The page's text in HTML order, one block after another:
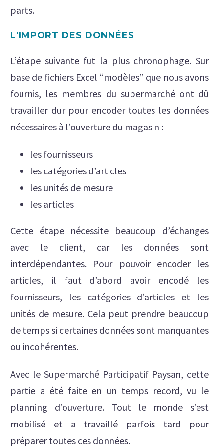
parts.
L'IMPORT DES DONNÉES
L’étape suivante fut la plus chronophage. Sur
base de fichiers Excel “modèles” que nous avons
fournis, les membres du supermarché ont dû
travailler dur pour encoder toutes les données
nécessaires à l’ouverture du magasin :
les fournisseurs
les catégories d’articles
les unités de mesure
les articles
Cette étape nécessite beaucoup d’échanges
avec le client, car les données sont
interdépendantes. Pour pouvoir encoder les
articles, il faut d’abord avoir encodé les
fournisseurs, les catégories d’articles et les
unités de mesure. Cela peut prendre beaucoup
de temps si certaines données sont manquantes
ou incohérentes.
Avec le Supermarché Participatif Paysan, cette
partie a été faite en un temps record, vu le
planning d’ouverture. Tout le monde s’est
mobilisé et a travaillé parfois tard pour
préparer toutes ces données.